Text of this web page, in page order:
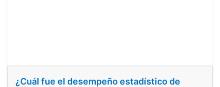
¿Cuál fue el desempeño estadístico de